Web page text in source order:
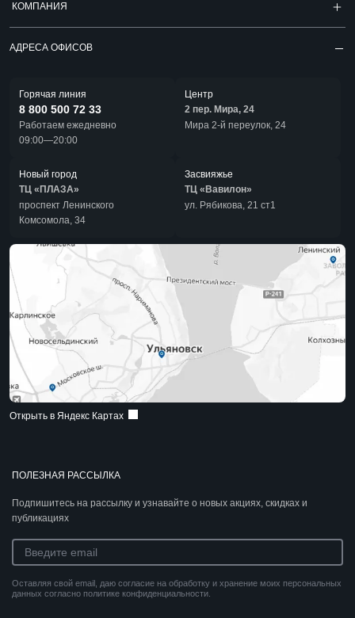
ПОЛЕЗНАЯ РАССЫЛКА
Подпишитесь на рассылку и узнавайте о новых акциях, скидках и
публикациях
Оставляя свой email, даю согласие на обработку и хранение моих персональных
данных согласно политике конфиденциальности.
КОМПАНИЯ
АДРЕСА ОФИСОВ
Горячая линия
8 800 500 72 33
Работаем ежедневно
09:00—20:00
Центр
2 пер. Мира, 24
Мира 2-й переулок, 24
Новый город
ТЦ «ПЛАЗА»
проспект Ленинского
Комсомола, 34
Засвияжье
ТЦ «Вавилон»
ул. Рябикова, 21 ст1
Открыть в Яндекс Картах